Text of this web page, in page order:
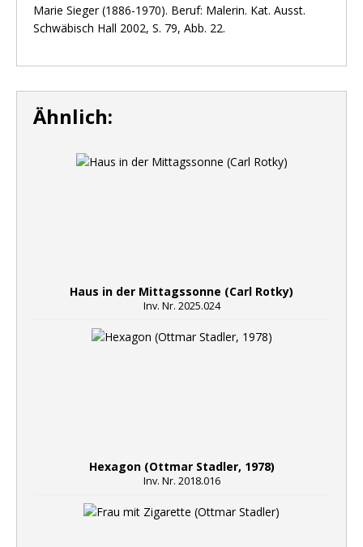
Marie Sieger (1886-1970). Beruf: Malerin. Kat. Ausst.
Schwäbisch Hall 2002, S. 79, Abb. 22.
Ähnlich:
Haus in der Mittagssonne (Carl Rotky)
Inv. Nr. 2025.024
Hexagon (Ottmar Stadler, 1978)
Inv. Nr. 2018.016